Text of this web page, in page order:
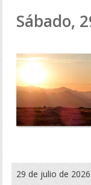
Sábado,
29 de julio de 2026